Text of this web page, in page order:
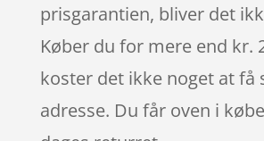
prisgarantien, bliver det
Køber du for mere end kr.
koster det ikke noget at få
adresse. Du får oven i